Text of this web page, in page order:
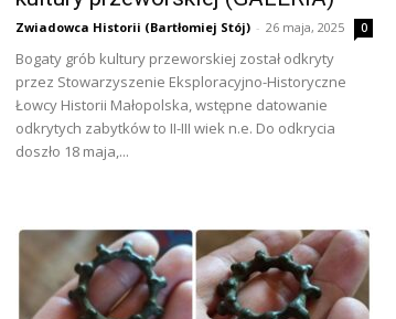
Zwiadowca Historii (Bartłomiej Stój) - 26 maja, 2025 0
Bogaty grób kultury przeworskiej został odkryty
przez Stowarzyszenie Eksploracyjno-Historyczne
Łowcy Historii Małopolska, wstępne datowanie
odkrytych zabytków to II-III wiek n.e. Do odkrycia
doszło 18 maja,...